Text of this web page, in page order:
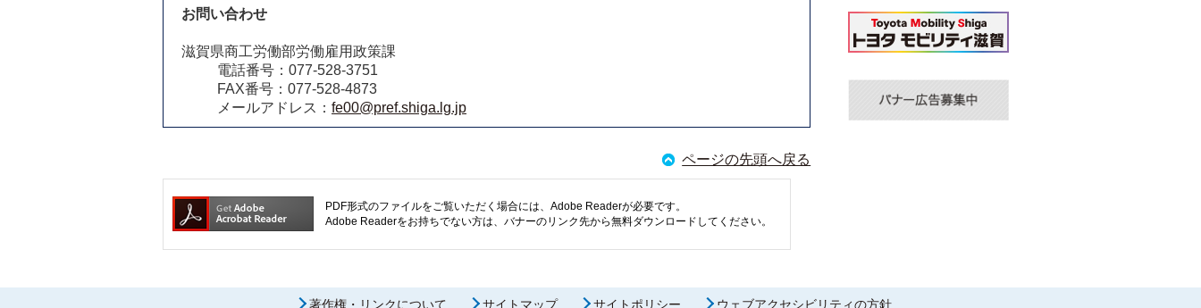
お問い合わせ
滋賀県商工労働部労働雇用政策課
電話番号：077-528-3751
FAX番号：077-528-4873
メールアドレス： fe00@pref.shiga.lg.jp
ページの先頭へ戻る
PDF形式のファイルをご覧いただく場合には、Adobe Readerが必要です。
Adobe Readerをお持ちでない方は、バナーのリンク先から無料ダウンロードしてください。
著作権・リンクについて サイトマップ サイトポリシー ウェブアクセシビリティの方針